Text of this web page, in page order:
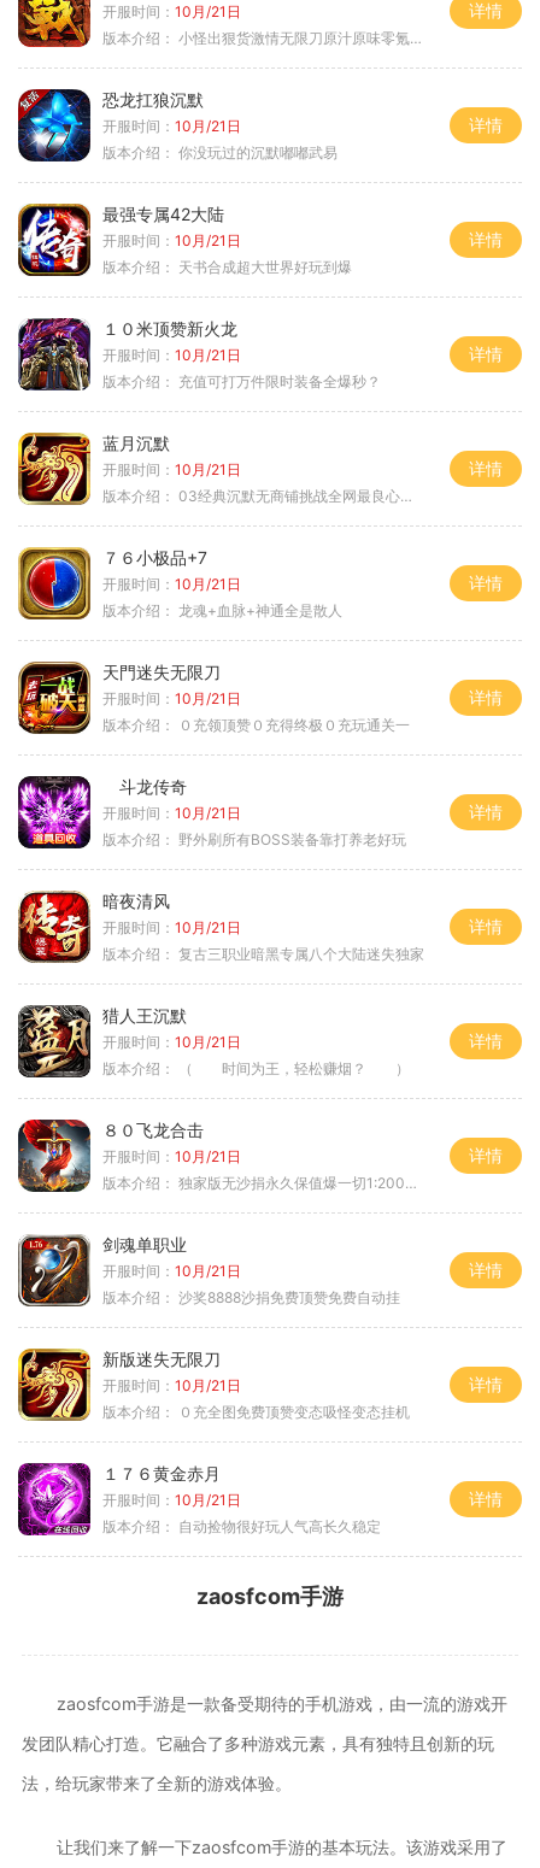
开服时间： 10月/21日
版本介绍： 小怪出狠货激情无限刀原汁原味零氪通关
详情
恐龙扛狼沉默
开服时间： 10月/21日
版本介绍： 你没玩过的沉默嘟嘟武易
详情
最强专属42大陆
开服时间： 10月/21日
版本介绍： 天书合成超大世界好玩到爆
详情
１０米顶赞新火龙
开服时间： 10月/21日
版本介绍： 充值可打万件限时装备全爆秒？
详情
蓝月沉默
开服时间： 10月/21日
版本介绍： 03经典沉默无商铺挑战全网最良心沉默
详情
７６小极品+7
开服时间： 10月/21日
版本介绍： 龙魂+血脉+神通全是散人
详情
天門迷失无限刀
开服时间： 10月/21日
版本介绍：
０充领顶赞０充得终极０充玩通关一
详情
斗龙传奇
开服时间： 10月/21日
版本介绍： 野外刷所有BOSS装备靠打养老好玩
详情
暗夜清风
开服时间： 10月/21日
版本介绍： 复古三职业暗黑专属八个大陆迷失独家
详情
猎人王沉默
开服时间： 10月/21日
版本介绍：
（ 时间为王，轻松赚烟？ ）
详情
８０飞龙合击
开服时间： 10月/21日
版本介绍： 独家版无沙捐永久保值爆一切1:2000回1
详情
剑魂单职业
开服时间： 10月/21日
版本介绍： 沙奖8888沙捐免费顶赞免费自动挂
详情
新版迷失无限刀
开服时间： 10月/21日
版本介绍：
０充全图免费顶赞变态吸怪变态挂机
详情
１７６黄金赤月
开服时间： 10月/21日
版本介绍： 自动捡物很好玩人气高长久稳定
详情
zaosfcom手游
zaosfcom手游是一款备受期待的手机游戏，由一流的游戏开
发团队精心打造。它融合了多种游戏元素，具有独特且创新的玩
法，给玩家带来了全新的游戏体验。
让我们来了解一下zaosfcom手游的基本玩法。该游戏采用了